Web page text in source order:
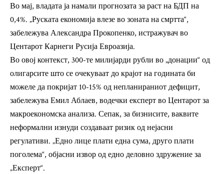
Во мај, владата ја намали прогнозата за раст на БДП на
0,4%. „Руската економија влезе во зоната на смртта“,
забележува Александра Прокопенко, истражувач во
Центарот Карнеги Русија Евроазија.
Во овој контекст, 300-те милијарди рубли во „донации“ од
олигарсите што се очекуваат до крајот на годината би
можеле да покријат 10-15% од непланираниот дефицит,
забележува Емил Аблаев, водечки експерт во Центарот за
макроекономска анализа. Сепак, за бизнисите, ваквите
неформални изнуди создаваат ризик од нејасни
регулативи. „Едно лице плати една сума, друго плати
поголема“, објасни извор од едно деловно здружение за
„Експерт“.